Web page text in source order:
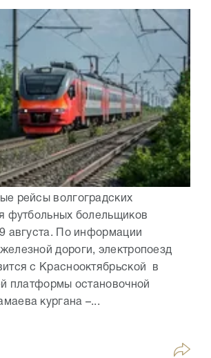
рейсы волгоградских
футбольных болельщиков
августа. По информации
дороги, электропоезд
с Краснооктябрьской в
платформы остановочной
кургана –...